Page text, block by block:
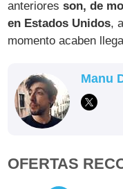
anterioresson, de
en Estados Unidos,
momento acaben
Manu
OFERTAS